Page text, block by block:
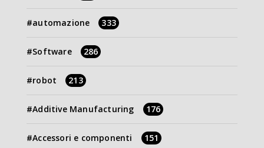
automazione 333
Software 286
robot 213
Additive Manufacturing 176
Accessori e componenti 151